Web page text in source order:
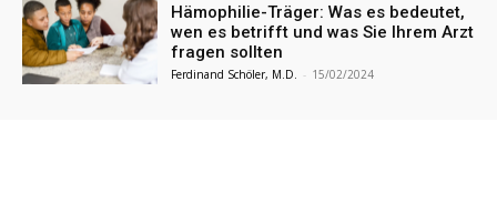
Hämophilie-Träger: Was es bedeutet,
wen es betrifft und was Sie Ihrem Arzt
fragen sollten
Ferdinand Schöler, M.D. - 15/02/2024